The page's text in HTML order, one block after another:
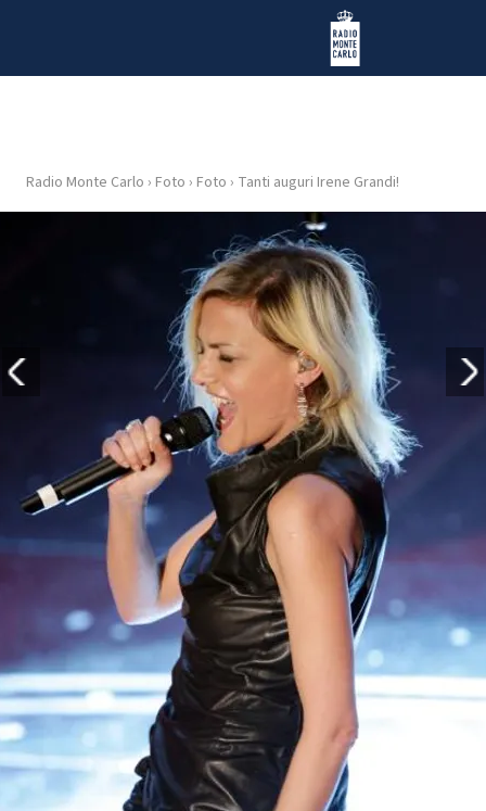
Radio Monte Carlo
HOME
NEWS
FOTO
CONCORSI
EVENTI
VIDEO
TV
Radio Monte Carlo › Foto › Foto › Tanti auguri Irene Grandi!